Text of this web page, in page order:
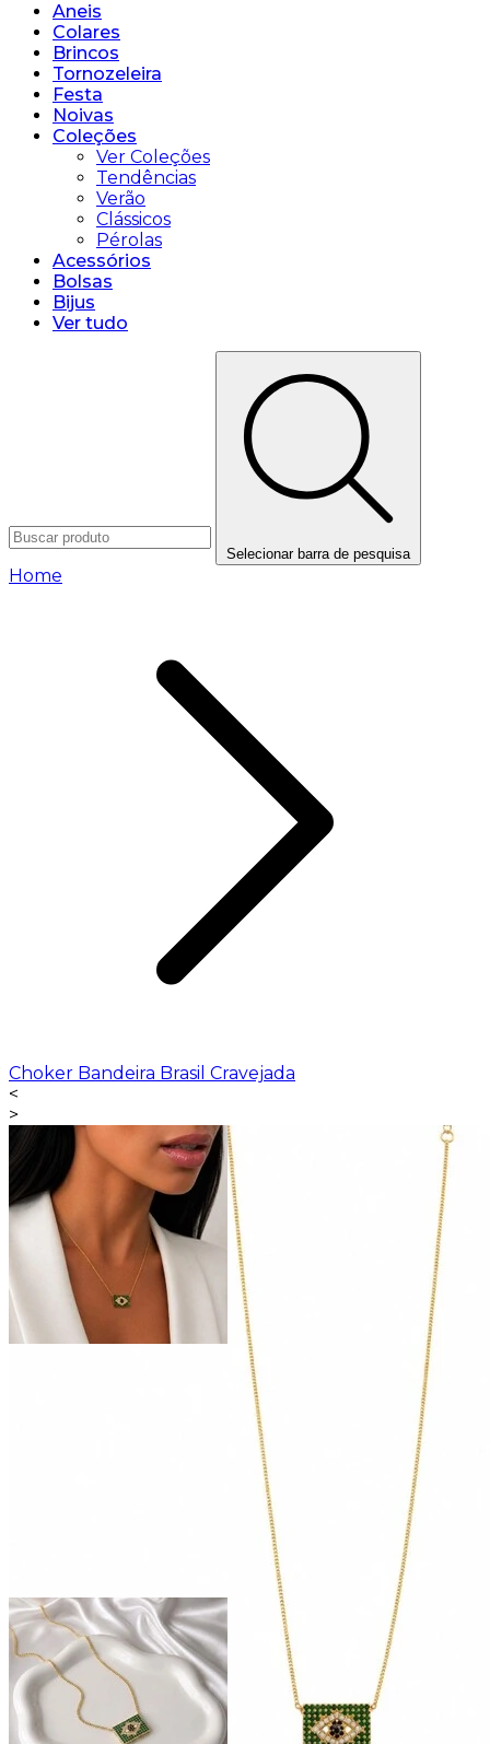
Aneis
Colares
Brincos
Tornozeleira
Festa
Noivas
Coleções
Ver Coleções
Tendências
Verão
Clássicos
Pérolas
Acessórios
Bolsas
Bijus
Ver tudo
Selecionar barra de pesquisa
Home
Choker Bandeira Brasil Cravejada
<
>